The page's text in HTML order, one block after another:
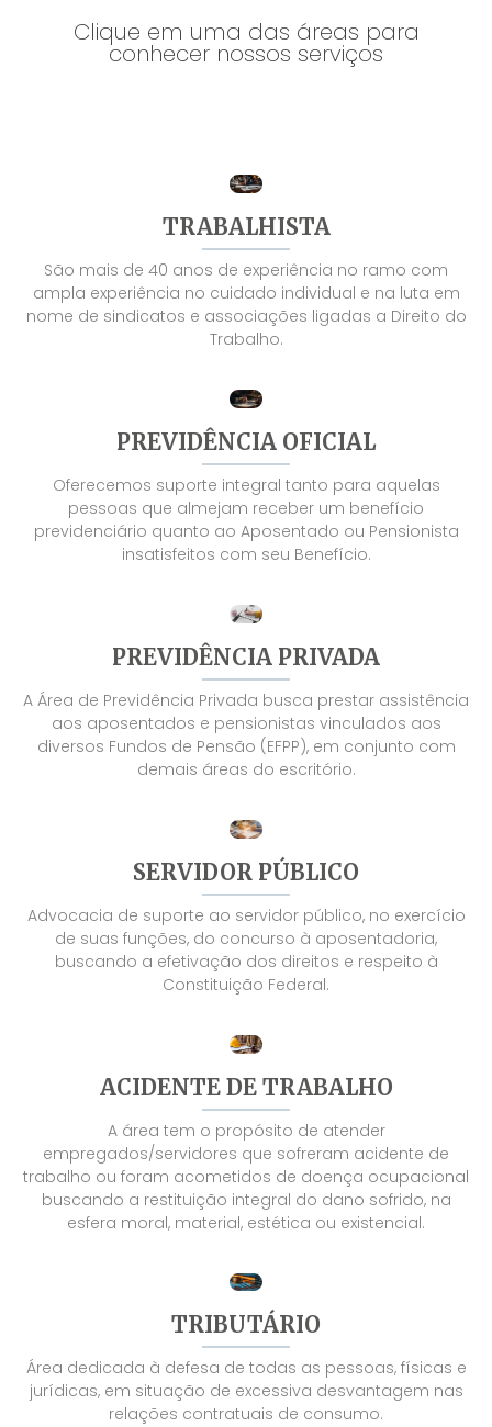
Clique em uma das áreas para
conhecer nossos serviços
TRABALHISTA
São mais de 40 anos de experiência no ramo com
ampla experiência no cuidado individual e na luta em
nome de sindicatos e associações ligadas a Direito do
Trabalho.
PREVIDÊNCIA OFICIAL
Oferecemos suporte integral tanto para aquelas
pessoas que almejam receber um benefício
previdenciário quanto ao Aposentado ou Pensionista
insatisfeitos com seu Benefício.
PREVIDÊNCIA PRIVADA
A Área de Previdência Privada busca prestar assistência
aos aposentados e pensionistas vinculados aos
diversos Fundos de Pensão (EFPP), em conjunto com
demais áreas do escritório.
SERVIDOR PÚBLICO
Advocacia de suporte ao servidor público, no exercício
de suas funções, do concurso à aposentadoria,
buscando a efetivação dos direitos e respeito à
Constituição Federal.
ACIDENTE DE TRABALHO
A área tem o propósito de atender
empregados/servidores que sofreram acidente de
trabalho ou foram acometidos de doença ocupacional
buscando a restituição integral do dano sofrido, na
esfera moral, material, estética ou existencial.
TRIBUTÁRIO
Área dedicada à defesa de todas as pessoas, físicas e
jurídicas, em situação de excessiva desvantagem nas
relações contratuais de consumo.